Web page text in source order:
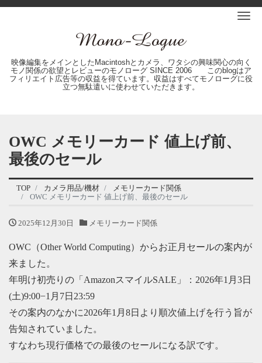
映像編集をメインとしたMacintoshとカメラ、ワタシの興味関心の向く
モノ関係の欲望とレビューのモノローグ SINCE 2006 このblogはア
フィリエイト広告等の収益を得ています。収益はすべてモノローグに役
立つ無駄遣いに使わせていただきます。
OWC メモリーカード 値上げ前、
最後のセール
TOP カメラ用品/機材
メモリーカード関係
OWC メモリーカード 値上げ前、最後のセール
2025年12月30日 メモリーカード関係
OWC（Other World Computing）からお正月セールの案内が
来ました。
年明け初売りの「AmazonスマイルSALE」：2026年1月3日
(土)9:00−1月7日23:59
その案内のなかに2026年1月8日より順次値上げを行う旨が
告知されていました。
すなわち現行価格での最後のセールになる訳です。